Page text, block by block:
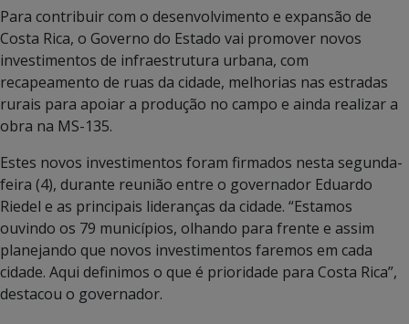
Para contribuir com o desenvolvimento e expansão de
Costa Rica, o Governo do Estado vai promover novos
investimentos de infraestrutura urbana, com
recapeamento de ruas da cidade, melhorias nas estradas
rurais para apoiar a produção no campo e ainda realizar a
obra na MS-135.
Estes novos investimentos foram firmados nesta segunda-
feira (4), durante reunião entre o governador Eduardo
Riedel e as principais lideranças da cidade. “Estamos
ouvindo os 79 municípios, olhando para frente e assim
planejando que novos investimentos faremos em cada
cidade. Aqui definimos o que é prioridade para Costa Rica”,
destacou o governador.